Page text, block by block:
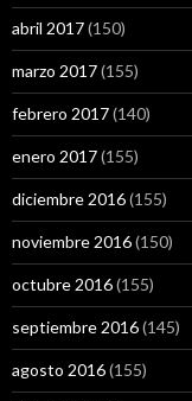
abril 2017(150)
marzo 2017(155)
febrero 2017(140)
enero 2017(155)
diciembre 2016(155)
noviembre 2016(150)
octubre 2016(155)
septiembre 2016(145)
agosto 2016(155)